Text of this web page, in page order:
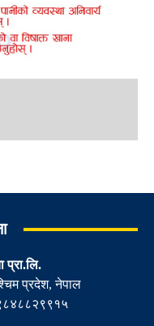
प्रा.लि.
प्रदेश, नेपाल